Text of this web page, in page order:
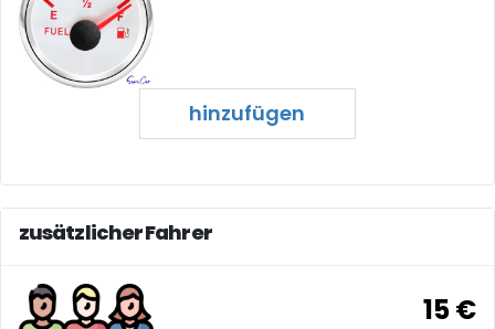
hinzufügen
zusätzlicher Fahrer
15 €